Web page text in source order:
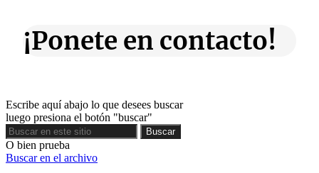
¡Ponete en contacto!
Escribe aquí abajo lo que desees buscar
luego presiona el botón "buscar"
Buscar
Buscar
O bien prueba
Buscar en el archivo